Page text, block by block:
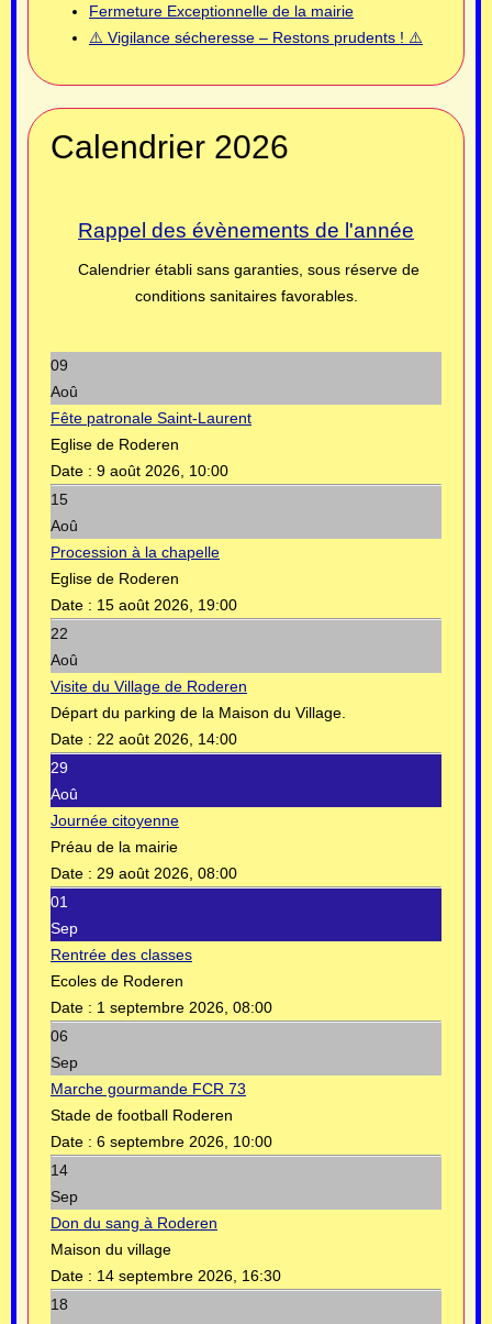
Fermeture Exceptionnelle de la mairie
⚠️ Vigilance sécheresse – Restons prudents ! ⚠️
Calendrier 2026
Rappel des évènements de l'année
Calendrier établi sans garanties, sous réserve de
conditions sanitaires favorables.
09
Aoû
Fête patronale Saint-Laurent
Eglise de Roderen
Date : 9 août 2026, 10:00
15
Aoû
Procession à la chapelle
Eglise de Roderen
Date : 15 août 2026, 19:00
22
Aoû
Visite du Village de Roderen
Départ du parking de la Maison du Village.
Date : 22 août 2026, 14:00
29
Aoû
Journée citoyenne
Préau de la mairie
Date : 29 août 2026, 08:00
01
Sep
Rentrée des classes
Ecoles de Roderen
Date : 1 septembre 2026, 08:00
06
Sep
Marche gourmande FCR 73
Stade de football Roderen
Date : 6 septembre 2026, 10:00
14
Sep
Don du sang à Roderen
Maison du village
Date : 14 septembre 2026, 16:30
18